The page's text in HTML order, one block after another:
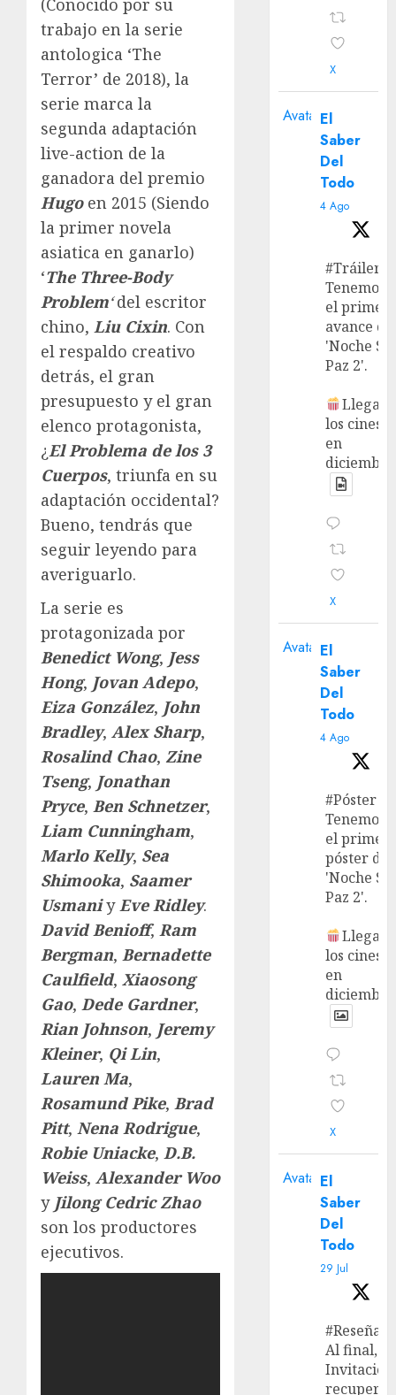
trabajo en la serie
antologica ‘The
Terror’ de 2018), la
serie marca la
segunda adaptación
live-action de la
ganadora del premio
Hugoen 2015 (Siendo
la primer novela
asiatica en ganarlo)
‘The Three-Body
Problem‘del escritor
chino, Liu Cixin. Con
el respaldo creativo
detrás, el gran
presupuesto y el gran
elenco protagonista,
¿ El Problema de los 3
Cuerpos, triunfa en su
adaptación occidental?
Bueno, tendrás que
seguir leyendo para
averiguarlo.
La serie es
protagonizada por
Benedict Wong, Jess
Hong, Jovan Adepo,
Eiza González, John
Bradley, Alex Sharp,
Rosalind Chao, Zine
Tseng, Jonathan
Pryce, Ben Schnetzer,
Liam Cunningham,
Marlo Kelly, Sea
Shimooka, Saamer
Usmani y Eve Ridley.
David Benioff, Ram
Bergman, Bernadette
Caulfield, Xiaosong
Gao, Dede Gardner,
Rian Johnson, Jeremy
Kleiner, Qi Lin,
Lauren Ma,
Rosamund Pike, Brad
Pitt, Nena Rodrigue,
Robie Uniacke, D.B.
Weiss, Alexander Woo
y Jilong Cedric Zhao
son los productores
ejecutivos.
X
Avatar El
Saber
Del
Todo
4 Ago
#Tráiler
Tenemos
el primer
avance de
'Noche
Paz 2'.
Llega a
los cines
en
X
Avatar El
Saber
Del
Todo
4 Ago
#Póster
Tenemos
el primer
póster de
'Noche
Paz 2'.
Llega a
los cines
en
X
Avatar El
Saber
Del
Todo
29 Jul
#Reseña
Al final,
recupera